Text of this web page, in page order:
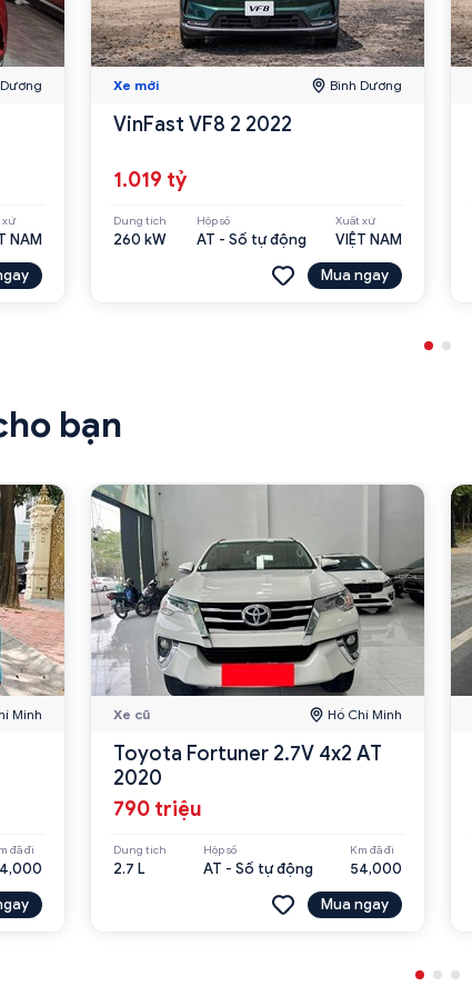
xứ
NAM
Xe mới Bình Dương
VinFast VF8 2 2022
1.019 tỷ
Dung tích
260 kW
Hộp số
AT - Số tự động
Xuất xứ
VIỆT NAM
Mua ngay
bạn
Minh
đã đi
Xe cũ Hồ Chí Minh
Toyota Fortuner 2.7V 4x2 AT
2020
790 triệu
Dung tích
2.7 L
Hộp số
AT - Số tự động
Km đã đi
54,000
Mua ngay